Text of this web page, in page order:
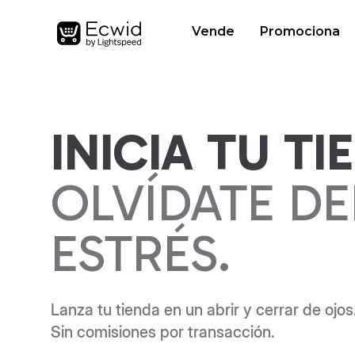
Vende Promociona
INICIA TU
OLVÍDATE
ESTRÉS.
Lanza tu tienda en un abrir y cerrar de
Sin comisiones por transacción.